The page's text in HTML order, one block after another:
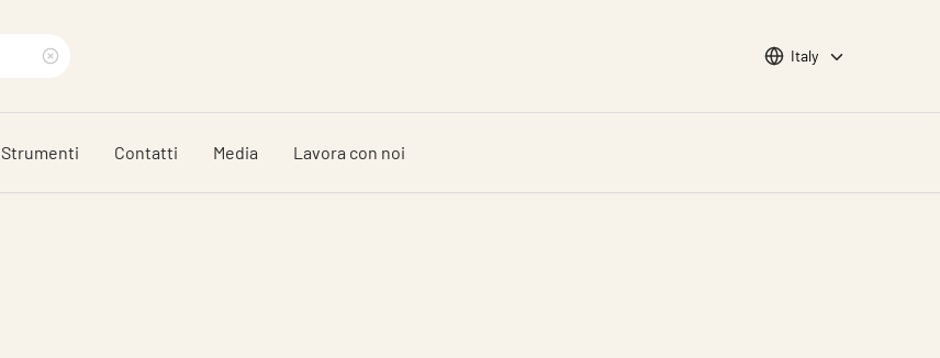
search
phrase
Choose languge
Italy
Strumenti Contatti Media Lavora con noi